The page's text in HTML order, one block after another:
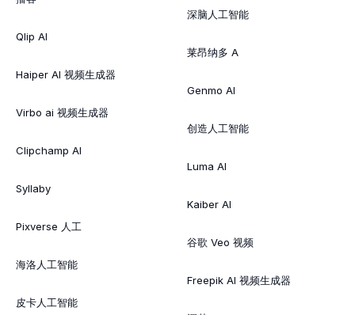
Qlip AI
Haiper AI 视频生成器
Virbo ai 视频生成器
Clipchamp AI
Syllaby
Pixverse 人工
海洛人工智能
皮卡人工智能
深脑人工智能
莱昂纳多 A
Genmo AI
创造人工智能
Luma AI
Kaiber AI
谷歌 Veo 视频
Freepik AI 视频生成器